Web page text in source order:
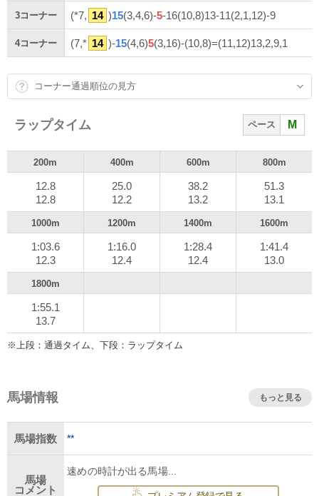
3コーナー (*7, 14 )15(3,4,6)-5-16(10,8)13-11(2,1,12)-9
4コーナー (7,* 14 )-15(4,6)5(3,16)-(10,8)=(11,12)13,2,9,1
コーナー通過順位の見方
ラップタイム ペース M
200m 400m 600m 800m
12.8
12.8
25.0
12.2
38.2
13.2
51.3
13.1
1000m 1200m 1400m 1600m
1:03.6
12.3
1:16.0
12.4
1:28.4
12.4
1:41.4
13.0
1800m
1:55.1
13.7
※上段：通過タイム、下段：ラップタイム
馬場情報 もっと見る
馬場指数 **
馬場
コメント
速めの時計が出る馬場...